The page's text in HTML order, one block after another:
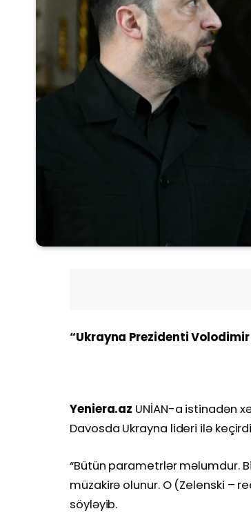
“Ukrayna Prezidenti
Yeniera.az UNİAN-a istinadən
Davosda Ukrayna lideri ilə
“Bütün parametrlər məlumdur.
müzakirə olunur. O (Zelenski –
söyləyib.